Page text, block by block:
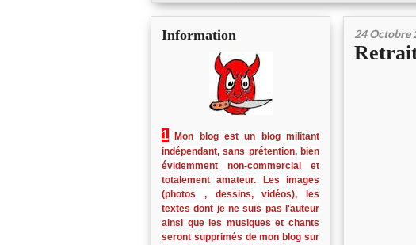
Information
1
Mon blog est un blog militant
indépendant, sans prétention, bien
évidemment non-commercial et
totalement amateur. Les images
(photos , dessins, vidéos), les
textes dont je ne suis pas l'auteur
ainsi que les musiques et chants
seront supprimés de mon blog sur
24 Octobre